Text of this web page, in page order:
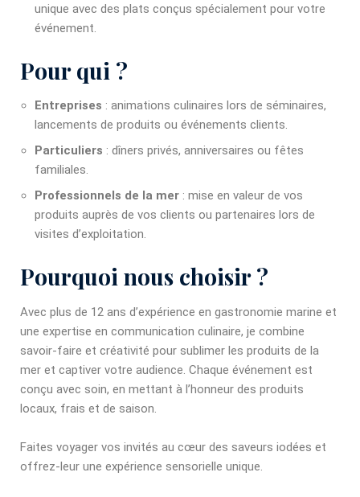
unique avec des plats conçus spécialement pour votre
événement.
Pour qui ?
Entreprises : animations culinaires lors de séminaires,
lancements de produits ou événements clients.
Particuliers : dîners privés, anniversaires ou fêtes
familiales.
Professionnels de la mer : mise en valeur de vos
produits auprès de vos clients ou partenaires lors de
visites d’exploitation.
Pourquoi nous choisir ?
Avec plus de 12 ans d’expérience en gastronomie marine et
une expertise en communication culinaire, je combine
savoir-faire et créativité pour sublimer les produits de la
mer et captiver votre audience. Chaque événement est
conçu avec soin, en mettant à l’honneur des produits
locaux, frais et de saison.
Faites voyager vos invités au cœur des saveurs iodées et
offrez-leur une expérience sensorielle unique.